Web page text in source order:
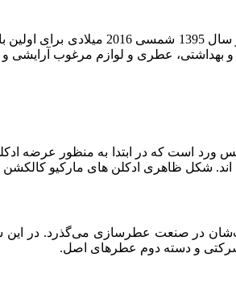
شرکت تولیدی و تحقیقاتی
بهداشتی، عطری و لوازم مرغوب آرایشی و
های 25 میل جیبی ایجاد گردید و پس از مدتی با توسعه فعالیت وارد حوزه عطر های
ادکلن های مارکیو کالکشن شبیه ادکلن های اصل بوده
در صنعت عطرسازی می‌گذرد. در این
و دسته دوم عطرهای اصل.